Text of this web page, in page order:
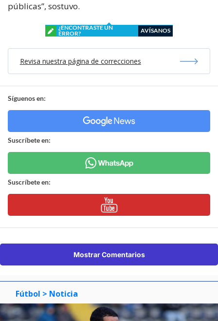
públicas”, sostuvo.
¿ENCONTRASTE UN
ERROR?
AVÍSANOS
Revisa nuestra página de correcciones
Síguenos en:
Suscríbete en:
Suscríbete en:
Mostrar Comentarios
Fútbol > Noticia